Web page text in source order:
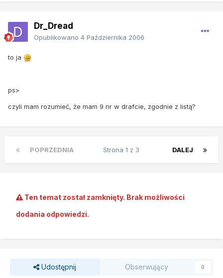
Dr_Dread
Opublikowano 4 Października 2006
to ja
ps>
czyli mam rozumieć, że mam 9 nr w drafcie, zgodnie z listą?
POPRZEDNIA DALEJ
Strona 1 z 3
Ten temat został zamknięty. Brak możliwości
dodania odpowiedzi.
Udostępnij Obserwujący 0